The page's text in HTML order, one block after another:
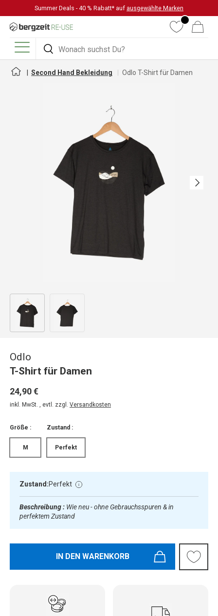
DIREKT ZUM INHALT
Summer Deals - 40 % Rabatt* auf ausgewählte Marken
Suchen
Suchen
WunschlisteWarenkorb
Menü
Second Hand Bekleidung Odlo T-Shirt für Damen
Nächste
Bild 1 in Galerieansicht laden
Odlo
T-Shirt für Damen
24,90 €
inkl. MwSt. , evtl. zzgl. Versandkosten
Größe :
M
Zustand :
Perfekt
Zustand:Perfekt
Beschreibung : Wie neu - ohne Gebrauchsspuren & in
perfektem Zustand
IN DEN WARENKORB